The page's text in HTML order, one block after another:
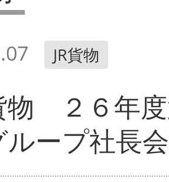
JR貨物
物 ２６年
ループ社長